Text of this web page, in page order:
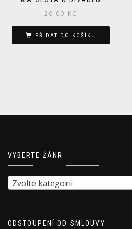
20.00 KČ
PŘIDAT DO KOŠÍKU
VYBERTE ŽÁNR
Zvolte kategorii
ODSTOUPENÍ OD SMLOUVY